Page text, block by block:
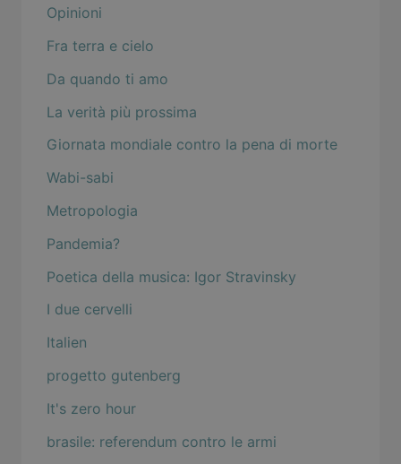
Opinioni
Fra terra e cielo
Da quando ti amo
La verità più prossima
Giornata mondiale contro la pena di morte
Wabi-sabi
Metropologia
Pandemia?
Poetica della musica: Igor Stravinsky
I due cervelli
Italien
progetto gutenberg
It's zero hour
brasile: referendum contro le armi